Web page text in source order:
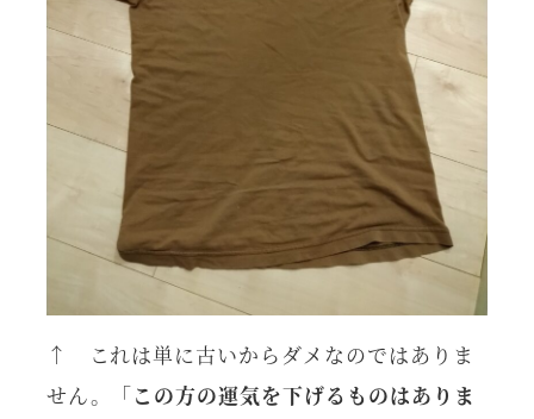
↑ これは単に古いからダメなのではありま
せん。「この方の運気を下げるものはありま